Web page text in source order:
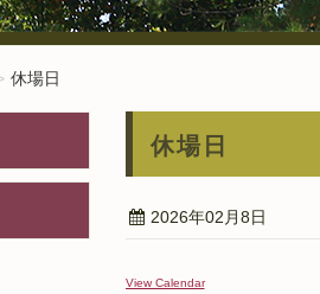
休場日
休場日
2026年02月8日
View Calendar